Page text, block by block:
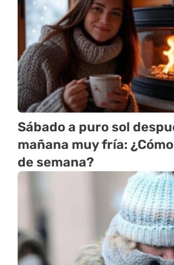
Sábado a puro sol
mañana muy fría:
de semana?